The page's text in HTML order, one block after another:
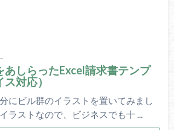
あしらったExcel請求書テンプ
対応）
にビル群のイラストを置いてみまし
ラストなので、ビジネスでも十 ...